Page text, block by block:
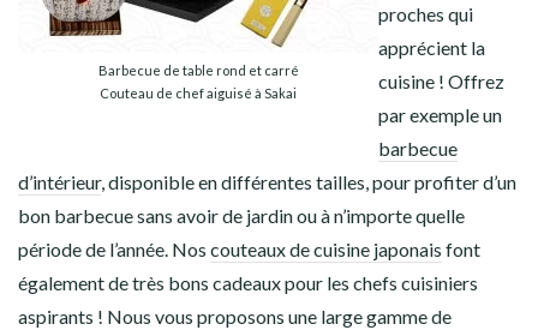
Barbecue de table rond et carré
Couteau de chef aiguisé à Sakai
proches qui
apprécient la
cuisine ! Offrez
par exemple un
barbecue
d’intérieur, disponible en différentes tailles, pour profiter d’un
bon barbecue sans avoir de jardin ou à n’importe quelle
période de l’année. Nos couteaux de cuisine japonais font
également de très bons cadeaux pour les chefs cuisiniers
aspirants ! Nous vous proposons une large gamme de